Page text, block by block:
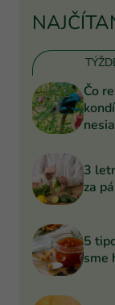
Čo
3
za
5
sme